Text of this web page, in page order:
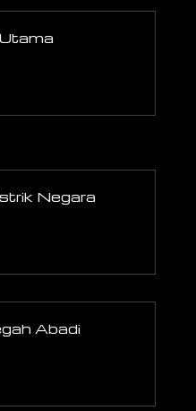
Negara
Abadi